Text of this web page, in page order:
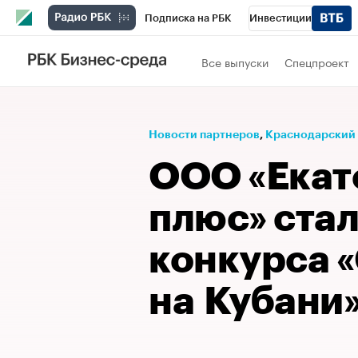
Подписка на РБК Инвестиции
Телеканал
Спецпроекты Проверка контрагентов
Все выпуски Спецпроект
Новости партнеров⁠, Краснодарский
ООО
плюс»
конкурса
на